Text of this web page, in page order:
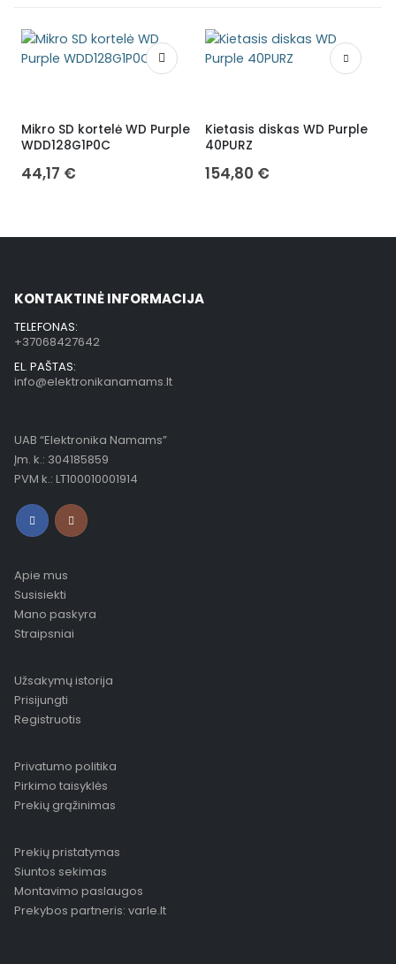
Mikro SD kortelė WD Purple
WDD128G1P0C
44,17 €
Kietasis diskas WD Purple
40PURZ
154,80 €
KONTAKTINĖ INFORMACIJA
TELEFONAS:
+37068427642
EL. PAŠTAS:
info@elektronikanamams.lt
UAB “Elektronika Namams”
Įm. k.: 304185859
PVM k.: LT100010001914
Apie mus
Susisiekti
Mano paskyra
Straipsniai
Užsakymų istorija
Prisijungti
Registruotis
Privatumo politika
Pirkimo taisyklės
Prekių grąžinimas
Prekių pristatymas
Siuntos sekimas
Montavimo paslaugos
Prekybos partneris: varle.lt